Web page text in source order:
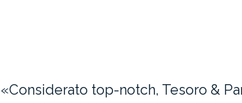
«Considerato top-notch, Tesoro &